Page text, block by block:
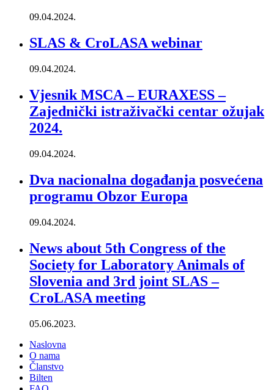
09.04.2024.
SLAS & CroLASA webinar
09.04.2024.
Vjesnik MSCA – EURAXESS –
Zajednički istraživački centar ožujak
2024.
09.04.2024.
Dva nacionalna događanja posvećena
programu Obzor Europa
09.04.2024.
News about 5th Congress of the
Society for Laboratory Animals of
Slovenia and 3rd joint SLAS –
CroLASA meeting
05.06.2023.
Naslovna
O nama
Članstvo
Bilten